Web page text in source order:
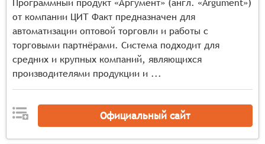
Программный продукт «Аргумент» (англ. «Argument»)
от компании ЦИТ Факт предназначен для
автоматизации оптовой торговли и работы с
торговыми партнёрами. Система подходит для
средних и крупных компаний, являющихся
производителями продукции и ...
Официальный сайт